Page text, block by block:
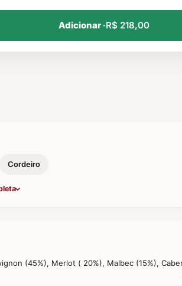
Adicionar ·R$ 218,00
Cordeiro
(45%), Merlot ( 20%), Malbec (15%),